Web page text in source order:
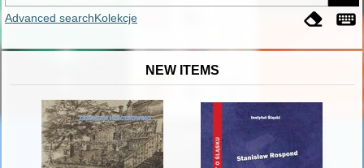
Advanced searchKolekcje
NEW ITEMS